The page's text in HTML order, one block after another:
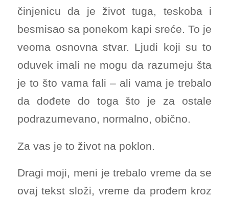
činjenicu da je život tuga, teskoba i
besmisao sa ponekom kapi sreće. To je
veoma osnovna stvar. Ljudi koji su to
oduvek imali ne mogu da razumeju šta
je to što vama fali – ali vama je trebalo
da dođete do toga što je za ostale
podrazumevano, normalno, obično.
Za vas je to život na poklon.
Dragi moji, meni je trebalo vreme da se
ovaj tekst složi, vreme da prođem kroz